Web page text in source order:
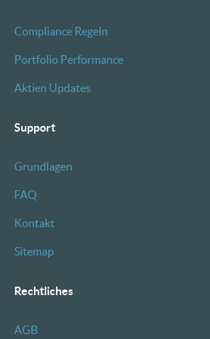
Compliance Regeln
Portfolio Performance
Aktien Updates
Support
Grundlagen
FAQ
Kontakt
Sitemap
Rechtliches
AGB